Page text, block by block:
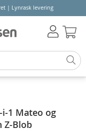
| Lynrask levering
i-1 Mateo og
Blob